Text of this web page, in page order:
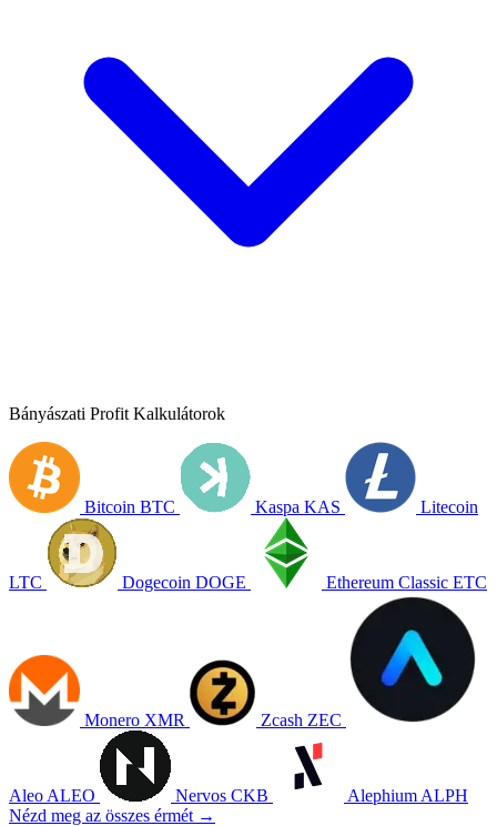
Bányászati Profit Kalkulátorok
Bitcoin BTC Kaspa KAS Litecoin
LTC Dogecoin DOGE Ethereum Classic ETC
Monero XMR Zcash ZEC
Aleo ALEO Nervos CKB Alephium ALPH
Nézd meg az összes érmét →